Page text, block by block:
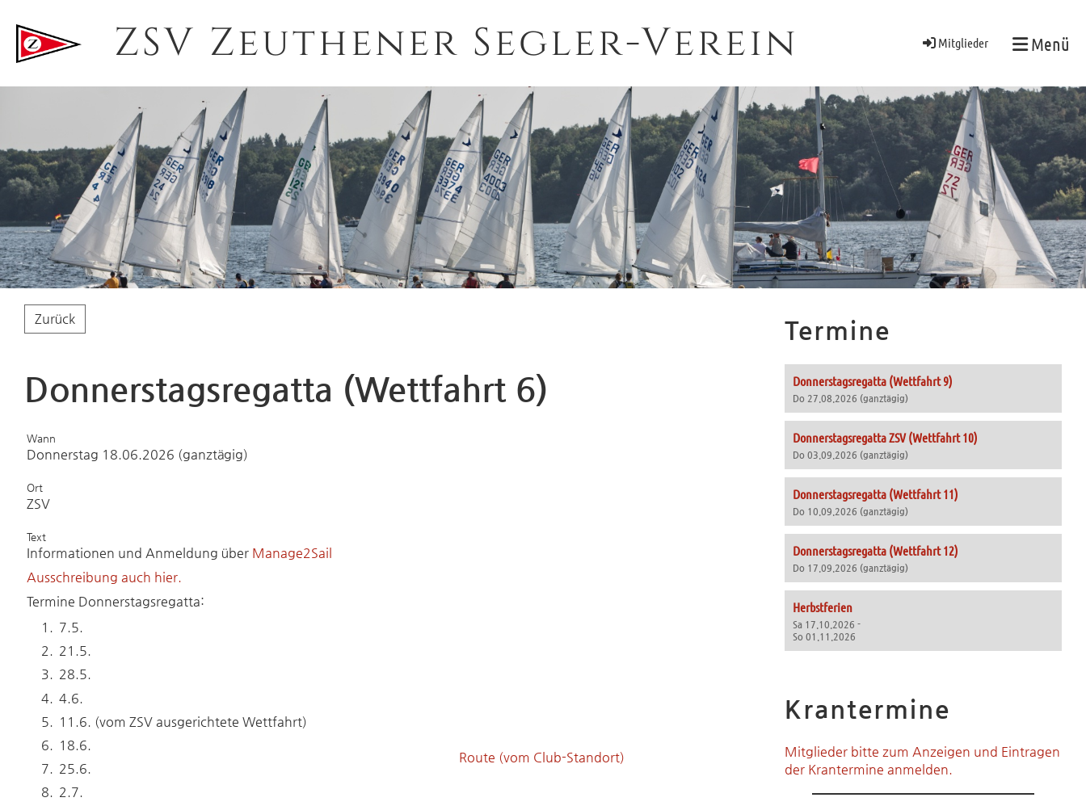
ZSV Zeuthener Segler-Verein Mitglieder Menü
Zurück
Donnerstagsregatta (Wettfahrt 6)
Wann
Donnerstag 18.06.2026 (ganztägig)
Ort
ZSV
Text
Informationen und Anmeldung über Manage2Sail
Ausschreibung auch hier.
Termine Donnerstagsregatta:
7.5.
21.5.
28.5.
4.6.
11.6. (vom ZSV ausgerichtete Wettfahrt)
18.6.
25.6.
2.7.
Route (vom Club-Standort)
Termine
Donnerstagsregatta (Wettfahrt 9)
Do 27.08.2026 (ganztägig)
Donnerstagsregatta ZSV (Wettfahrt 10)
Do 03.09.2026 (ganztägig)
Donnerstagsregatta (Wettfahrt 11)
Do 10.09.2026 (ganztägig)
Donnerstagsregatta (Wettfahrt 12)
Do 17.09.2026 (ganztägig)
Herbstferien
Sa 17.10.2026 -
So 01.11.2026
Krantermine
Mitglieder bitte zum Anzeigen und Eintragen
der Krantermine anmelden.